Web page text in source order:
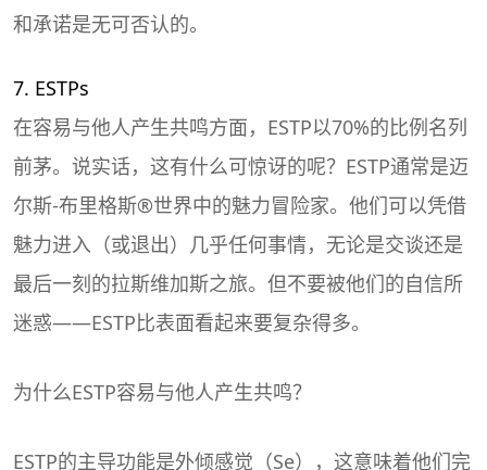
和承诺是无可否认的。
7. ESTPs
在容易与他人产生共鸣方面，ESTP以70%的比例名列
前茅。说实话，这有什么可惊讶的呢？ESTP通常是迈
尔斯-布里格斯®世界中的魅力冒险家。他们可以凭借
魅力进入（或退出）几乎任何事情，无论是交谈还是
最后一刻的拉斯维加斯之旅。但不要被他们的自信所
迷惑——ESTP比表面看起来要复杂得多。
为什么ESTP容易与他人产生共鸣？
ESTP的主导功能是外倾感觉（Se），这意味着他们完